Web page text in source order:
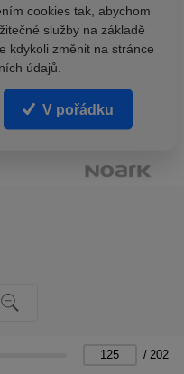
/ 202
cookies tak, abychom
služby na základě
kdykoli změnit na stránce
údajů.
V pořádku